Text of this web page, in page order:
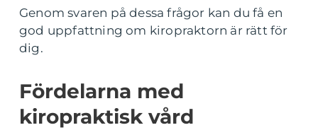
Genom svaren på dessa frågor kan du få en
god uppfattning om kiropraktorn är rätt för
dig.
Fördelarna med
kiropraktisk vård